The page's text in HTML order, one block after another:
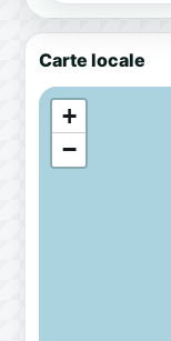
Carte locale
+
−